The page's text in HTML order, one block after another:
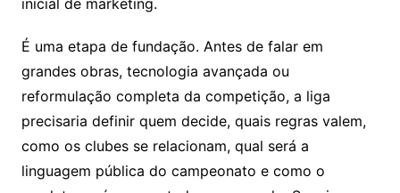
inicial de marketing.
É uma etapa de fundação. Antes de falar em
grandes obras, tecnologia avançada ou
reformulação completa da competição, a liga
precisaria definir quem decide, quais regras valem,
como os clubes se relacionam, qual será a
linguagem pública do campeonato e como o